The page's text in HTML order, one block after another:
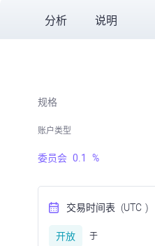
分析 说明
规格
账户类型
委员会 0.1 %
交易时间表 (UTC )
开放 于